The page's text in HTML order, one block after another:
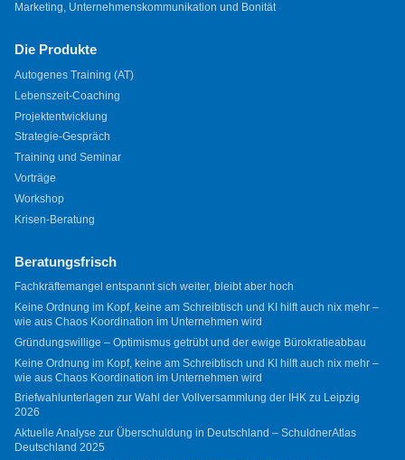
Marketing, Unternehmenskommunikation und Bonität
Die Produkte
Autogenes Training (AT)
Lebenszeit-Coaching
Projektentwicklung
Strategie-Gespräch
Training und Seminar
Vorträge
Workshop
Krisen-Beratung
Beratungsfrisch
Fachkräftemangel entspannt sich weiter, bleibt aber hoch
Keine Ordnung im Kopf, keine am Schreibtisch und KI hilft auch nix mehr –
wie aus Chaos Koordination im Unternehmen wird
Gründungswillige – Optimismus getrübt und der ewige Bürokratieabbau
Keine Ordnung im Kopf, keine am Schreibtisch und KI hilft auch nix mehr –
wie aus Chaos Koordination im Unternehmen wird
Briefwahlunterlagen zur Wahl der Vollversammlung der IHK zu Leipzig
2026
Aktuelle Analyse zur Überschuldung in Deutschland – SchuldnerAtlas
Deutschland 2025